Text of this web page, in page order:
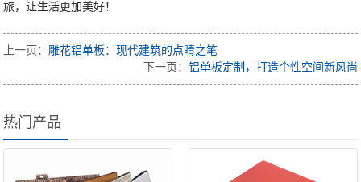
旅，让生活更加美好！
上一页：雕花铝单板：现代建筑的点睛之笔
下一页： 铝单板定制，打造个性空间新风尚
热门产品